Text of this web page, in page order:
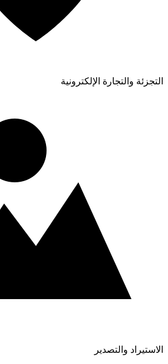
التجزئة والتجارة الإلكترونية
الاستيراد والتصدير